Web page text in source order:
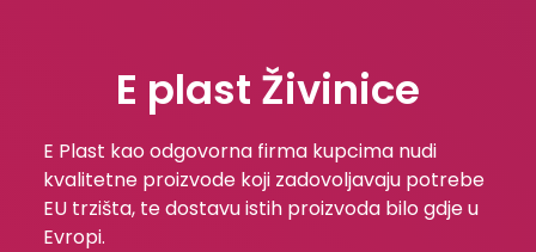
E plast Živinice
E Plast kao odgovorna firma kupcima nudi
kvalitetne proizvode koji zadovoljavaju potrebe
EU trzišta, te dostavu istih proizvoda bilo gdje u
Evropi.